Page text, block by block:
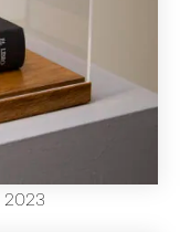
2023